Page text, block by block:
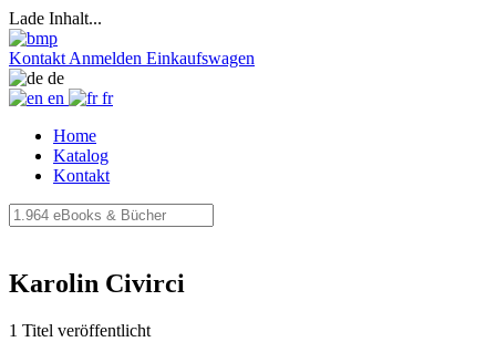
Lade Inhalt...
Kontakt Anmelden Einkaufswagen
de
en
fr
Home
Katalog
Kontakt
Karolin Civirci
1 Titel veröffentlicht